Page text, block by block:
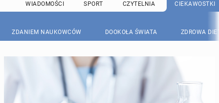
WIADOMOŚCI SPORT CZYTELNIA CIEKAWOSTKI
ZDANIEM NAUKOWCÓW DOOKOŁA ŚWIATA ZDROWA